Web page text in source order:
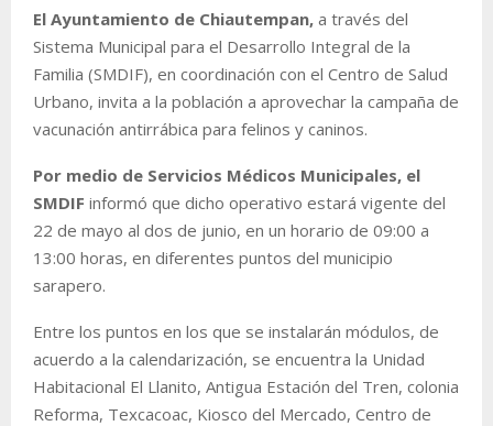
El Ayuntamiento de Chiautempan, a través del
Sistema Municipal para el Desarrollo Integral de la
Familia (SMDIF), en coordinación con el Centro de Salud
Urbano, invita a la población a aprovechar la campaña de
vacunación antirrábica para felinos y caninos.
Por medio de Servicios Médicos Municipales, el
SMDIF informó que dicho operativo estará vigente del
22 de mayo al dos de junio, en un horario de 09:00 a
13:00 horas, en diferentes puntos del municipio
sarapero.
Entre los puntos en los que se instalarán módulos, de
acuerdo a la calendarización, se encuentra la Unidad
Habitacional El Llanito, Antigua Estación del Tren, colonia
Reforma, Texcacoac, Kiosco del Mercado, Centro de